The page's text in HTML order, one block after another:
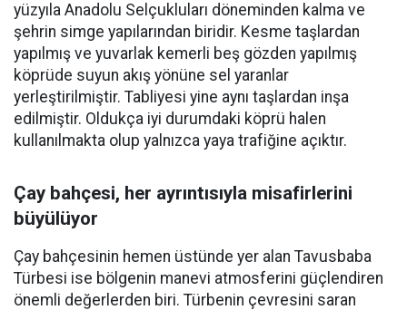
yüzyıla Anadolu Selçukluları döneminden kalma ve
şehrin simge yapılarından biridir. Kesme taşlardan
yapılmış ve yuvarlak kemerli beş gözden yapılmış
köprüde suyun akış yönüne sel yaranlar
yerleştirilmiştir. Tabliyesi yine aynı taşlardan inşa
edilmiştir. Oldukça iyi durumdaki köprü halen
kullanılmakta olup yalnızca yaya trafiğine açıktır.
Çay bahçesi, her ayrıntısıyla misafirlerini
büyülüyor
Çay bahçesinin hemen üstünde yer alan Tavusbaba
Türbesi ise bölgenin manevi atmosferini güçlendiren
önemli değerlerden biri. Türbenin çevresini saran